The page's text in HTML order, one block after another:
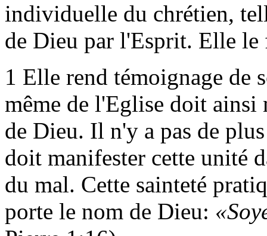
individuelle du chrétien,
de Dieu par l'Esprit. Elle le
1 Elle rend témoignage de
même de l'Eglise doit ainsi
de Dieu. Il n'y a pas de
doit manifester cette unité
du mal. Cette sainteté
porte le nom de Dieu: